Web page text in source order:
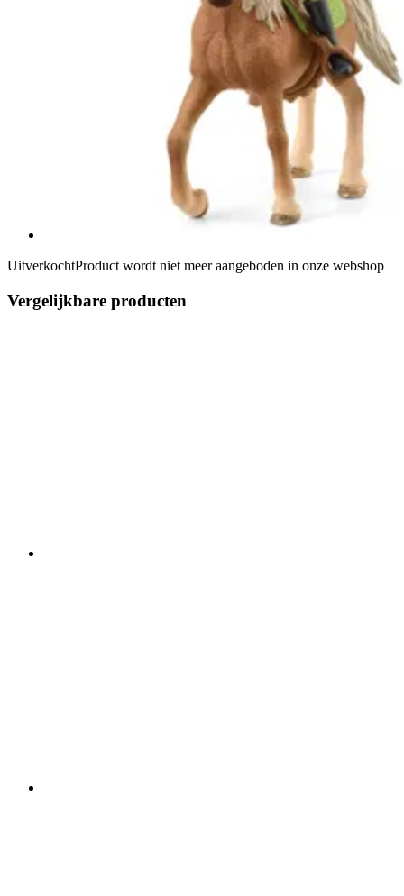
UitverkochtProduct wordt niet meer aangeboden in onze webshop
Vergelijkbare producten